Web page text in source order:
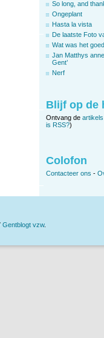
So long, and
Ongeplant
Hasta la vista
De laatste Foto
Wat was het
Jan Matthys
Gent’
Nerf
Blijf op de
Ontvang de artikels
is RSS?)
Colofon
Contacteer ons -
Gentblogt vzw.